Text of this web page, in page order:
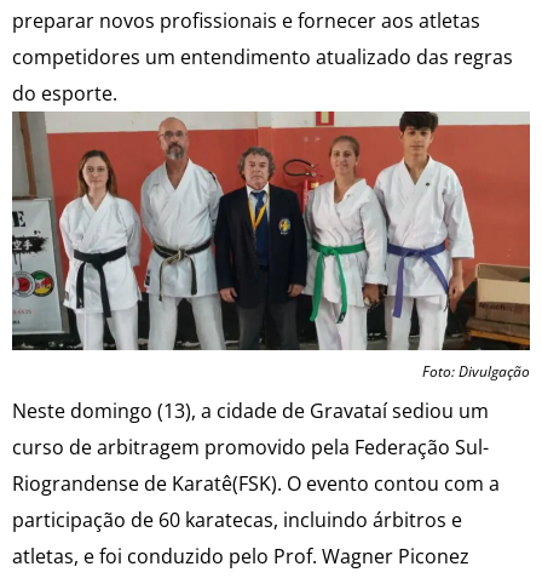
preparar novos profissionais e fornecer aos atletas
competidores um entendimento atualizado das regras
do esporte.
Foto: Divulgação
Neste domingo (13), a cidade de Gravataí sediou um
curso de arbitragem promovido pela Federação Sul-
Riograndense de Karatê(FSK). O evento contou com a
participação de 60 karatecas, incluindo árbitros e
atletas, e foi conduzido pelo Prof. Wagner Piconez